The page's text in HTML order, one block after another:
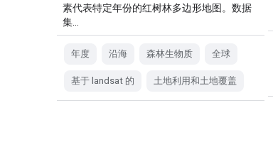
素代表特定年份的红树林多边形地图。数据
集…
年度 沿海 森林生物质 全球
基于 landsat 的 土地利用和土地覆盖